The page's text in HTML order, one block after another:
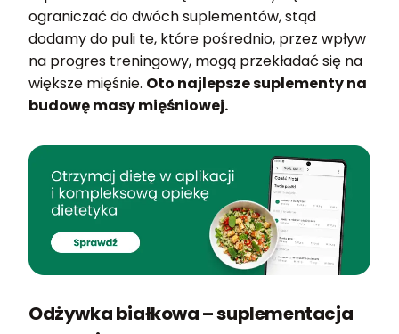
ograniczać do dwóch suplementów, stąd
dodamy do puli te, które pośrednio, przez wpływ
na progres treningowy, mogą przekładać się na
większe mięśnie. Oto najlepsze suplementy na
budowę masy mięśniowej.
Odżywka białkowa – suplementacja